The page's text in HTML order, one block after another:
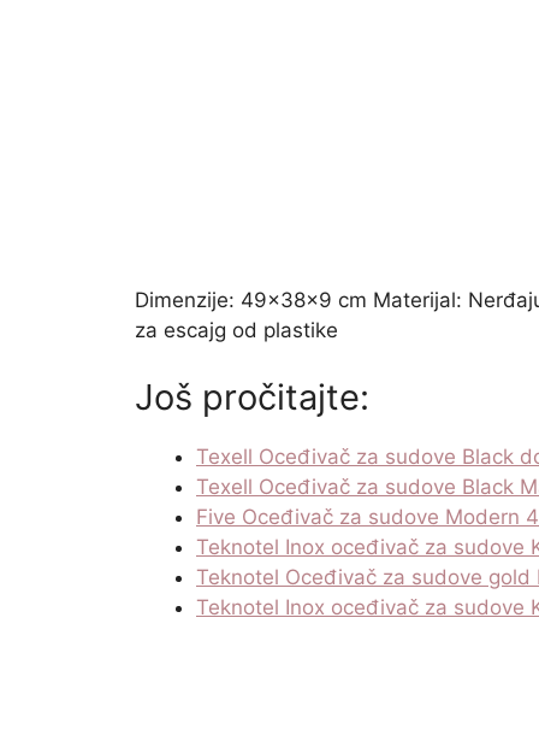
Dimenzije: 49x38x9 cm Materijal:
za escajg od plastike
Još pročitajte:
Texell Oceđivač za sudove Black
Texell Oceđivač za sudove Black
Five Oceđivač za sudove Modern
Teknotel Inox oceđivač za sudove
Teknotel Oceđivač za sudove gold
Teknotel Inox oceđivač za sudove